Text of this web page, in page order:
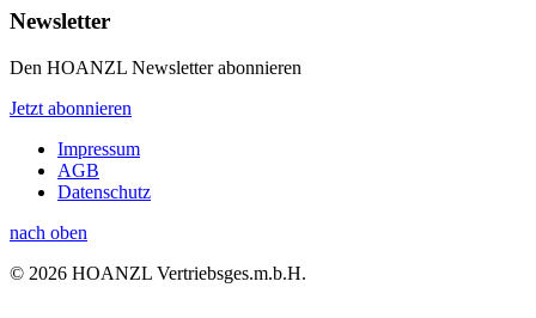
Newsletter
Den HOANZL Newsletter abonnieren
Jetzt abonnieren
Impressum
AGB
Datenschutz
nach oben
© 2026 HOANZL Vertriebsges.m.b.H.